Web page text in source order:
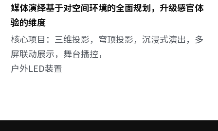
媒体演绎基于对空间环境的全面规划，升级感官体
验的维度
核心项目：三维投影，穹顶投影，沉浸式演出，多
屏联动展示，舞台播控，
户外LED装置